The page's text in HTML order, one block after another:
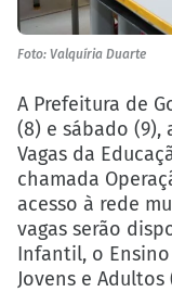
Foto: Valquíria Duarte
A Prefeitura de
(8) e sábado (9),
Vagas da
chamada
acesso à rede
vagas serão
Infantil, o
Jovens e Adultos